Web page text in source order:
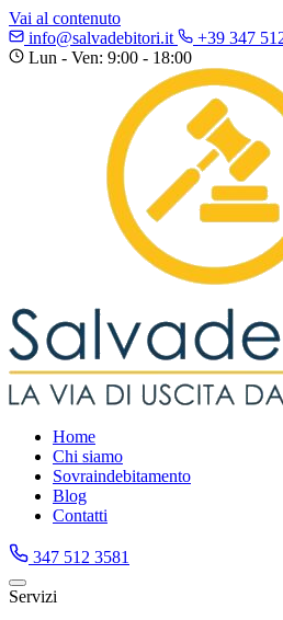
Vai al contenuto
info@salvadebitori.it
+39 347
Lun - Ven: 9:00 - 18:00
Home
Chi siamo
Sovraindebitamento
Blog
Contatti
347 512 3581
Servizi